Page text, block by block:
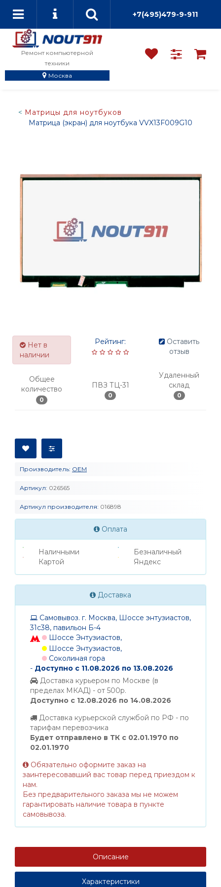
+7(495)479-9-911
Ремонт компьютерной
техники
Москва
Матрицы для ноутбуков
Матрица (экран) для ноутбука VVX13F009G10
Нет в
наличии
Общее
количество
0
Рейтинг:
ПВЗ ТЦ-31
0
Оставить
отзыв
Удаленный
склад
0
Производитель: OEM
Артикул: 026565
Артикул производителя: 016898
Оплата
Наличными
Картой
Безналичный
Яндекс
Доставка
Самовывоз. г. Москва, Шоссе энтузиастов,
31с38, павильон Б-4
Шоссе Энтузиастов,
Шоссе Энтузиастов,
Соколиная гора
- Доступно с 11.08.2026 по 13.08.2026
Доставка курьером по Москве (в
пределах МКАД) - от 500р.
Доступно с 12.08.2026 по 14.08.2026
Доставка курьерской службой по РФ - по
тарифам перевозчика
Будет отправлено в ТК с 02.01.1970 по
02.01.1970
Обязательно оформите заказ на
заинтересовавший вас товар перед приездом к
нам.
Без предварительного заказа мы не можем
гарантировать наличие товара в пункте
самовывоза.
Описание
Характеристики